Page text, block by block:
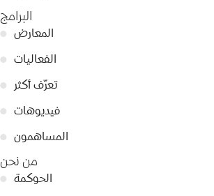
البرامج
● المعارض
● الفعاليات
●
تعرّف أكثر
● فيديوهات
● المساهمون
من نحن
● الحوكمة